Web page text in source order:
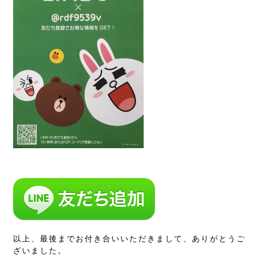
以上、最後までお付き合いいただきまして、ありがとうご
ざいました。